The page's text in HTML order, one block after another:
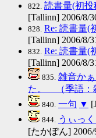
822. 読書量(初投
[Tallinn] 2006/8/
828. Re: 読書量(
[Tallinn] 2006/8/
832. Re: 読書量(
[Tallinn] 2006/8/
835. 雑音か
た。 （季語：
840. 一句 ▼
844. うぃっ
[たかぽん] 2006/